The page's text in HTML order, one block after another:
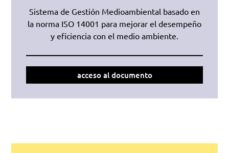
Sistema de Gestión Medioambiental basado en
la norma ISO 14001 para mejorar el desempeño
y eficiencia con el medio ambiente.
acceso al documento